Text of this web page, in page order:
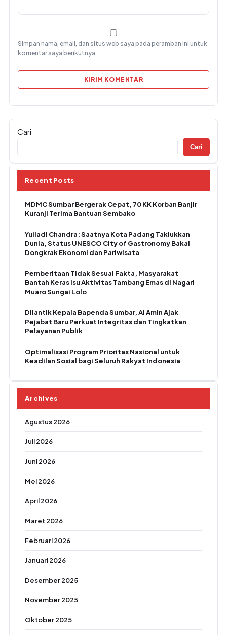
Simpan nama, email, dan situs web saya pada peramban ini untuk
komentar saya berikutnya.
Cari
Cari
Recent Posts
MDMC Sumbar Bergerak Cepat, 70 KK Korban Banjir
Kuranji Terima Bantuan Sembako
Yuliadi Chandra: Saatnya Kota Padang Taklukkan
Dunia, Status UNESCO City of Gastronomy Bakal
Dongkrak Ekonomi dan Pariwisata
Pemberitaan Tidak Sesuai Fakta, Masyarakat
Bantah Keras Isu Aktivitas Tambang Emas di Nagari
Muaro Sungai Lolo
Dilantik Kepala Bapenda Sumbar, Al Amin Ajak
Pejabat Baru Perkuat Integritas dan Tingkatkan
Pelayanan Publik
Optimalisasi Program Prioritas Nasional untuk
Keadilan Sosial bagi Seluruh Rakyat Indonesia
Archives
Agustus 2026
Juli 2026
Juni 2026
Mei 2026
April 2026
Maret 2026
Februari 2026
Januari 2026
Desember 2025
November 2025
Oktober 2025